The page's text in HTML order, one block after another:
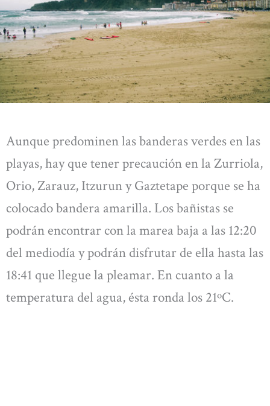
Aunque predominen las banderas verdes en las
playas, hay que tener precaución en la Zurriola,
Orio, Zarauz, Itzurun y Gaztetape porque se ha
colocado bandera amarilla. Los bañistas se
podrán encontrar con la marea baja a las 12:20
del mediodía y podrán disfrutar de ella hasta las
18:41 que llegue la pleamar. En cuanto a la
temperatura del agua, ésta ronda los 21ºC.